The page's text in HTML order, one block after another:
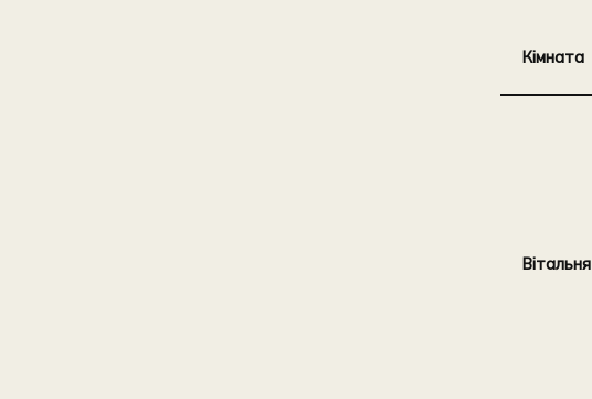
Кімната
Вітальня